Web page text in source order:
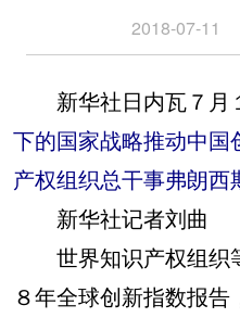
2018-07-11
新华社日内瓦７月
下的国家战略推动中
产权组织总干事弗朗西
新华社记者刘曲
世界知识产权组织
８年全球创新指数报